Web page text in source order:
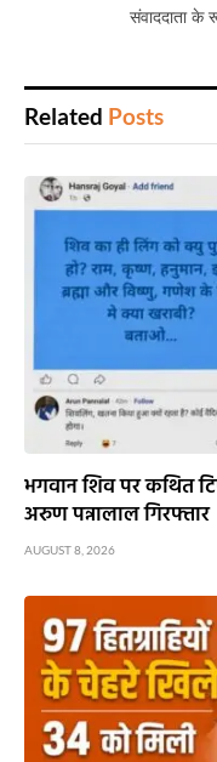
संवाददाता के
Related Posts
भगवान शिव पर कथित
अरुण पन्नालाल गिरफ्तार
AUGUST 8, 2026